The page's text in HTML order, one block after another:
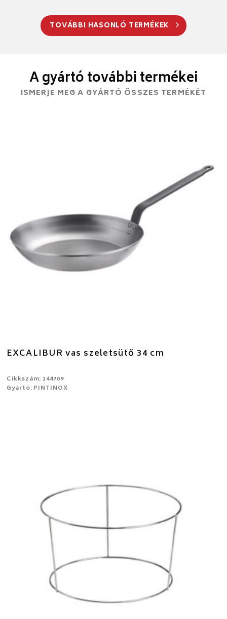
TOVÁBBI HASONLÓ TERMÉKEK
A gyártó további termékei
ISMERJE MEG A GYÁRTÓ ÖSSZES TERMÉKÉT
EXCALIBUR vas szeletsütő 34 cm
Cikkszám: 144709
Gyártó: PINTINOX